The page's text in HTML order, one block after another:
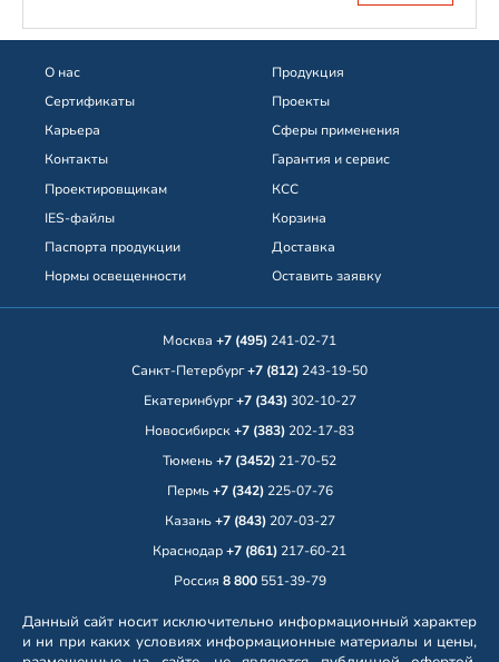
О нас
Сертификаты
Карьера
Контакты
Продукция
Проекты
Сферы применения
Гарантия и сервис
Проектировщикам
IES-файлы
Паспорта продукции
Нормы освещенности
КСС
Корзина
Доставка
Оставить заявку
Москва +7 (495) 241-02-71
Санкт-Петербург+7 (812) 243-19-50
Екатеринбург+7 (343)302-10-27
Новосибирск+7 (383) 202-17-83
Тюмень+7 (3452) 21-70-52
Пермь+7 (342)225-07-76
Казань+7 (843)207-03-27
Краснодар+7 (861) 217-60-21
Россия 8 800551-39-79
Данный сайт носит исключительно информационный характер
и ни при каких условиях информационные материалы и цены,